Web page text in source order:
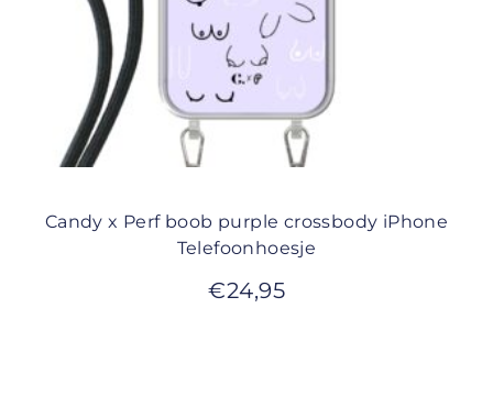
Candy x Perf boob purple crossbody iPhone
Telefoonhoesje
€24,95